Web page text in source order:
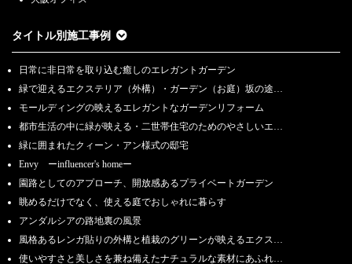
タイトル別施工事例
日常に非日常を取り込む癒しのエレガントガーデン
緑で迎えるエクステリア（外構）・ガーデン（お庭）坂の途…
モールディングの映えるエレガントなガーデンリフォーム
都市生活の中に緑が映える・二世帯住宅のためのやさしいエ…
緑に囲まれたクィーン・アン様式の邸宅
Envy ーinfluencer's homeー
園路としてのアプローチ、開放感あるプライベートガーデン
眺めるだけでなく、使える庭でおしゃれに暮らす
アンダルシアの路地裏の風景
風格あるレンガ貼りの外構と植栽のグリーンが映えるエクス…
使いやすさと美しさを兼ね備えたナチュラルな素材にあふれ…